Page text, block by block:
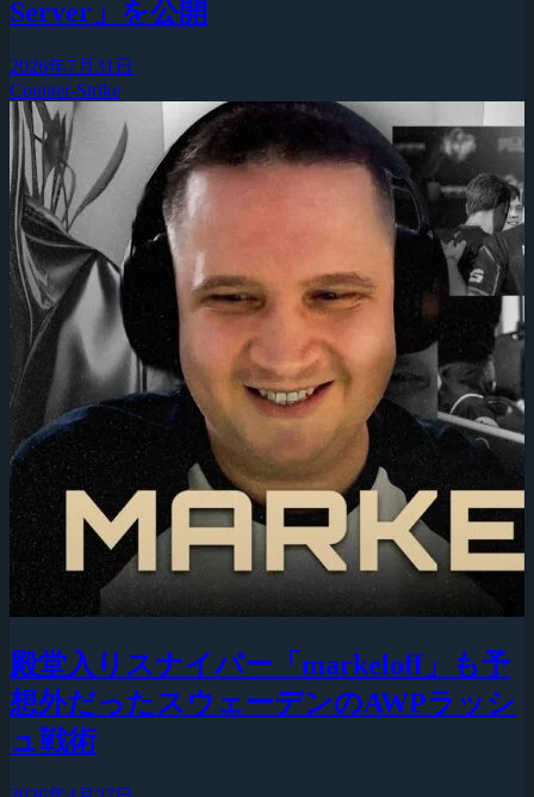
Server」を公開
2026年7月31日
Counter-Strike
殿堂入りスナイパー「markeloff」も予
想外だったスウェーデンのAWPラッシ
ュ戦術